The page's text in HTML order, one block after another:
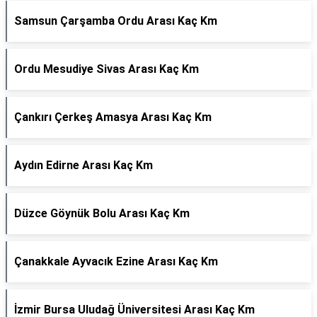
Samsun Çarşamba Ordu Arası Kaç Km
Ordu Mesudiye Sivas Arası Kaç Km
Çankırı Çerkeş Amasya Arası Kaç Km
Aydın Edirne Arası Kaç Km
Düzce Göynük Bolu Arası Kaç Km
Çanakkale Ayvacık Ezine Arası Kaç Km
İzmir Bursa Uludağ Üniversitesi Arası Kaç Km